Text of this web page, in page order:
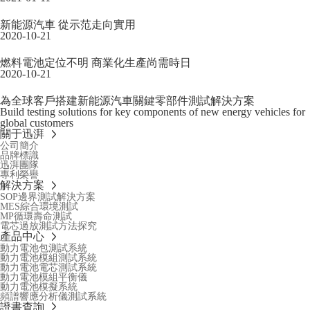
新能源汽車 從示范走向實用
2020-10-21
燃料電池定位不明 商業化生產尚需時日
2020-10-21
為全球客戶搭建新能源汽車關鍵零部件測試解決方案
Build testing solutions for key components of new energy vehicles for
global customers
關于迅湃
公司簡介
品牌標識
迅湃團隊
專利榮譽
解決方案
SOP邊界測試解決方案
MES綜合環境測試
MP循環壽命測試
電芯過放測試方法探究
產品中心
動力電池包測試系統
動力電池模組測試系統
動力電池電芯測試系統
動力電池模組平衡儀
動力電池模擬系統
頻譜響應分析儀測試系統
證書查詢